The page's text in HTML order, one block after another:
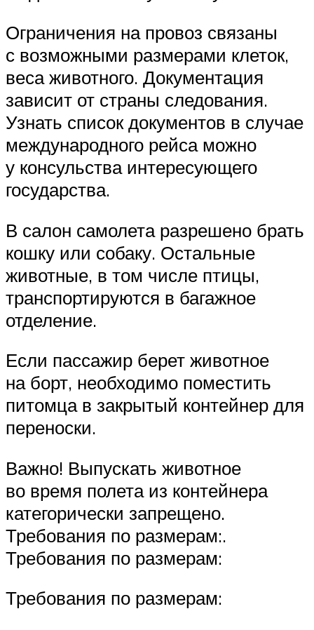
Ограничения на провоз связаны
с возможными размерами клеток,
веса животного. Документация
зависит от страны следования.
Узнать список документов в случае
международного рейса можно
у консульства интересующего
государства.
В салон самолета разрешено брать
кошку или собаку. Остальные
животные, в том числе птицы,
транспортируются в багажное
отделение.
Если пассажир берет животное
на борт, необходимо поместить
питомца в закрытый контейнер для
переноски.
Важно! Выпускать животное
во время полета из контейнера
категорически запрещено.
Требования по размерам:.
Требования по размерам:
Требования по размерам: